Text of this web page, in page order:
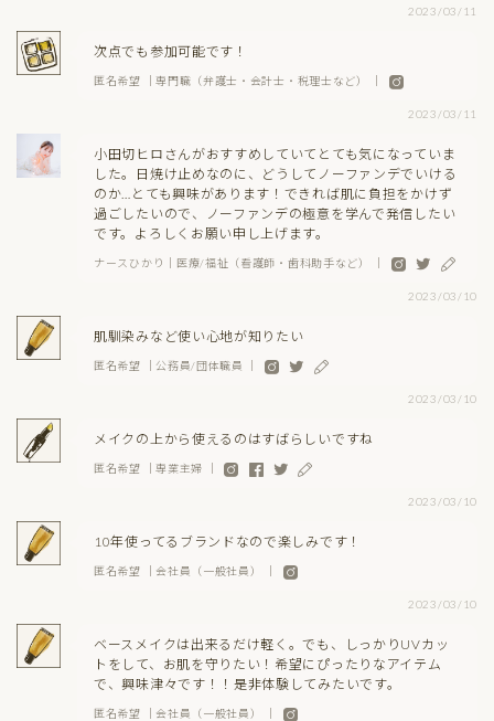
2023/03/11
次点でも参加可能です！
匿名希望 ｜専門職（弁護士・会計士・税理士など） ｜
2023/03/11
小田切ヒロさんがおすすめしていてとても気になっていま
した。日焼け止めなのに、どうしてノーファンデでいける
のか…とても興味があります！できれば肌に負担をかけず
過ごしたいので、ノーファンデの極意を学んで発信したい
です。よろしくお願い申し上げます。
ナースひかり｜医療/福祉（看護師・歯科助手など） ｜
2023/03/10
肌馴染みなど使い心地が知りたい
匿名希望 ｜公務員/団体職員 ｜
2023/03/10
メイクの上から使えるのはすばらしいですね
匿名希望 ｜専業主婦 ｜
2023/03/10
10年使ってるブランドなので楽しみです！
匿名希望 ｜会社員（一般社員） ｜
2023/03/10
ベースメイクは出来るだけ軽く。でも、しっかりUVカッ
トをして、お肌を守りたい！希望にぴったりなアイテム
で、興味津々です！！是非体験してみたいです。
匿名希望 ｜会社員（一般社員） ｜